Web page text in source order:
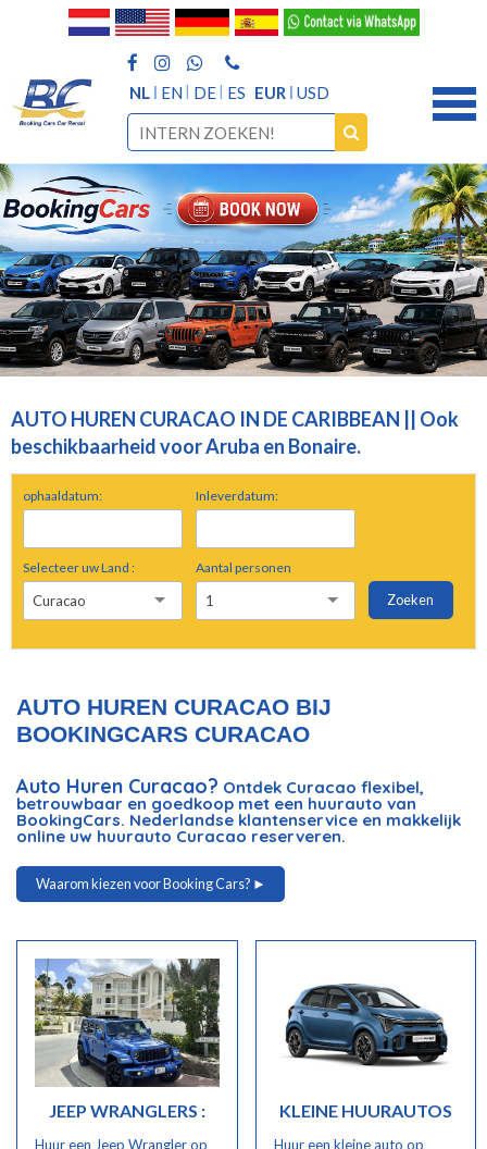
NL EN DE ES EUR USD
AUTO HUREN CURACAO IN DE CARIBBEAN || Ook
beschikbaarheid voor Aruba en Bonaire.
Selecteer uw Land :
Curacao
ophaaldatum: Inleverdatum:
Aantal personen
1 Zoeken
AUTO HUREN CURACAO BIJ
BOOKINGCARS CURACAO
Auto Huren Curacao? Ontdek Curacao flexibel,
betrouwbaar en goedkoop met een huurauto van
BookingCars. Nederlandse klantenservice en makkelijk
online uw huurauto Curacao reserveren.
Waarom kiezen voor Booking Cars? ►
JEEP WRANGLERS :
Huur een Jeep Wrangler op
KLEINE HUURAUTOS
Huur een kleine auto op